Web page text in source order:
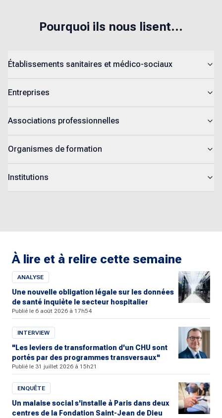
Pourquoi ils nous lisent...
Établissements sanitaires et médico-sociaux
Entreprises
Associations professionnelles
Organismes de formation
Institutions
À lire et à relire cette semaine
ANALYSE
Une nouvelle obligation légale sur les données
de santé inquiète le secteur hospitalier
Publié le 6 août 2026 à 17h54
INTERVIEW
"Les leviers de transformation d'un CHU sont
portés par des programmes transversaux"
Publié le 31 juillet 2026 à 15h21
ENQUÊTE
Un malaise social s'installe à Paris dans deux
centres de la Fondation Saint-Jean de Dieu